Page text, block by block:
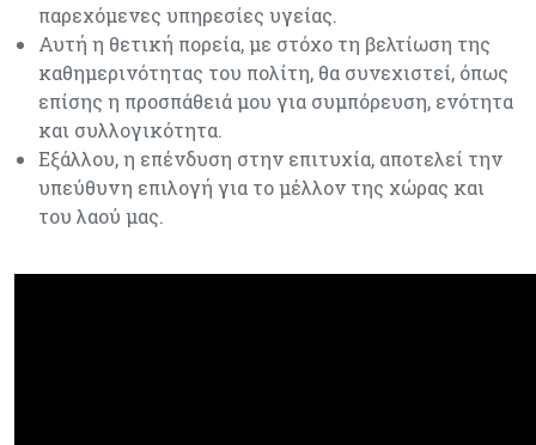
παρεχόμενες υπηρεσίες υγείας.
Αυτή η θετική πορεία, με στόχο τη βελτίωση της
καθημερινότητας του πολίτη, θα συνεχιστεί, όπως
επίσης η προσπάθειά μου για συμπόρευση, ενότητα
και συλλογικότητα.
Εξάλλου, η επένδυση στην επιτυχία, αποτελεί την
υπεύθυνη επιλογή για το μέλλον της χώρας και
του λαού μας.